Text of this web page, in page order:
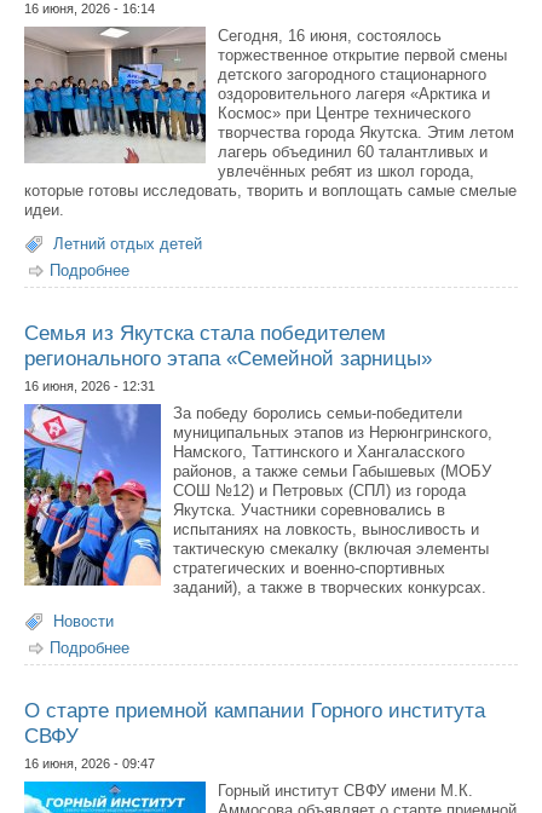
16 июня, 2026 - 16:14
Сегодня, 16 июня, состоялось
торжественное открытие первой смены
детского загородного стационарного
оздоровительного лагеря «Арктика и
Космос» при Центре технического
творчества города Якутска. Этим летом
лагерь объединил 60 талантливых и
увлечённых ребят из школ города,
которые готовы исследовать, творить и воплощать самые смелые
идеи.
Летний отдых детей
Подробнее
смена!
Семья из Якутска стала победителем
регионального этапа «Семейной зарницы»
16 июня, 2026 - 12:31
За победу боролись семьи-победители
муниципальных этапов из Нерюнгринского,
Намского, Таттинского и Хангаласского
районов, а также семьи Габышевых (МОБУ
СОШ №12) и Петровых (СПЛ) из города
Якутска. Участники соревновались в
испытаниях на ловкость, выносливость и
тактическую смекалку (включая элементы
стратегических и военно-спортивных
заданий), а также в творческих конкурсах.
Новости
Подробнее
этапа «Семейной зарницы»
О старте приемной кампании Горного института
СВФУ
16 июня, 2026 - 09:47
Горный институт СВФУ имени М.К.